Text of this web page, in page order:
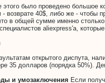
этого было проведено большое
- возврате 40$, либо же - чтобы
в общей сумме именно
aliexpress'a,
открытого диспута,
35 долларов (порядка 50%).
и умозаключения Если